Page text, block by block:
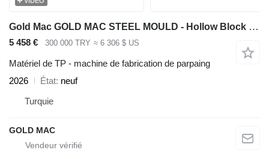
Gold Mac GOLD MAC STEEL MOULD - Hollow Block - Concrete Pave - Bordure
5 458 € 300 000 TRY ≈ 6 306 $ US
Matériel de TP - machine de fabrication de parpaing
2026
État neuf
Turquie
GOLD MAC